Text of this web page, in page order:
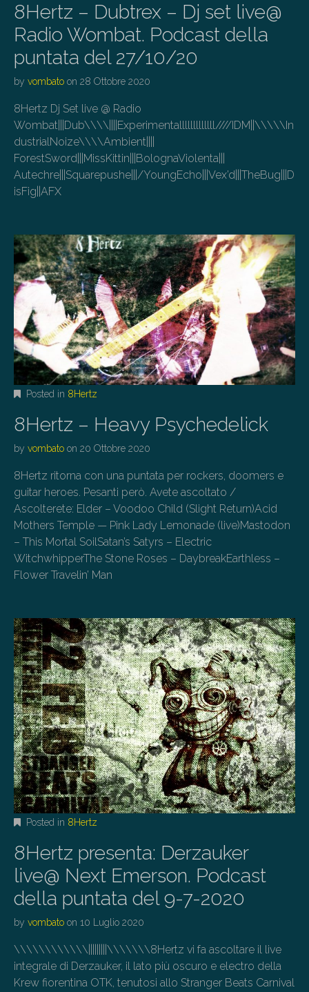
8Hertz – Dubtrex – Dj set live@
Radio Wombat. Podcast della
puntata del 27/10/20
by vombato on 28 Ottobre 2020
8Hertz Dj Set live @ Radio
Wombat|||Dub\\\\||||Experimentalllllllllllll////IDM||\\\\\In
dustrialNoize\\\\Ambient||||
ForestSword|||MissKittin|||BolognaViolenta|||
Autechre|||Squarepushe|||/YoungEcho|||Vex’d|||TheBug|||D
isFig||AFX
Posted in 8Hertz
8Hertz – Heavy Psychedelick
by vombato on 20 Ottobre 2020
8Hertz ritorna con una puntata per rockers, doomers e
guitar heroes. Pesanti però. Avete ascoltato /
Ascolterete: Elder – Voodoo Child (Slight Return)Acid
Mothers Temple — Pink Lady Lemonade (live)Mastodon
– This Mortal SoilSatan’s Satyrs – Electric
WitchwhipperThe Stone Roses – DaybreakEarthless –
Flower Travelin’ Man
Posted in 8Hertz
8Hertz presenta: Derzauker
live@ Next Emerson. Podcast
della puntata del 9-7-2020
by vombato on 10 Luglio 2020
\\\\\\\\\\\\|||||||||\\\\\\\8Hertz vi fa ascoltare il live
integrale di Derzauker, il lato più oscuro e electro della
Krew fiorentina OTK, tenutosi allo Stranger Beats Carnival